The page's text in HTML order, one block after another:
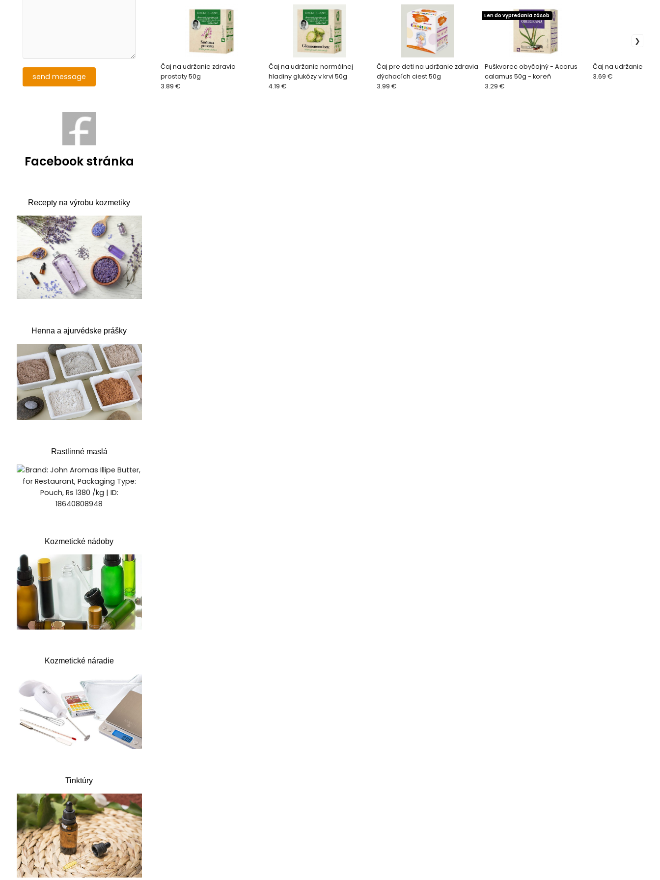
Facebook stránka
Recepty na výrobu kozmetiky
Henna a ajurvédske prášky
Rastlinné maslá
Kozmetické nádoby
Kozmetické náradie
Tinktúry
Čaj na udržanie zdravia
prostaty 50g
3.89 €
Čaj na udržanie normálnej
hladiny glukózy v krvi 50g
4.19 €
Čaj pre deti na udržanie zdravia
dýchacích ciest 50g
3.99 €
Puškvorec obyčajný - Acorus
calamus 50g - koreň
Len do vypredania zásob
3.29 €
Čaj na udržanie
3.69 €